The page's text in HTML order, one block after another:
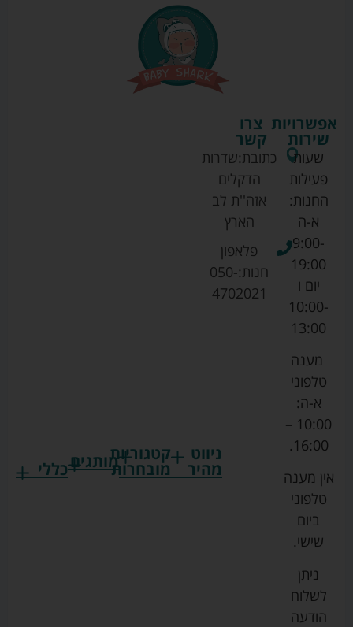
ניווט
מהיר
קטגוריות
מובחרותמותגים
גרקו
כללי
צרו
קשר
כתובת:שדרות
הדקלים
אזה''ת לב
הארץ
פלאפון
חנות:050-
4702021
אפשרויות
שירות
שעות
פעילות
החנות:
א-ה
9:00-
19:00
יום ו
10:00-
13:00
מענה
טלפוני
א-ה:
10:00 –
16:00.
אין מענה
טלפוני
ביום
שישי.
ניתן
לשלוח
הודעה